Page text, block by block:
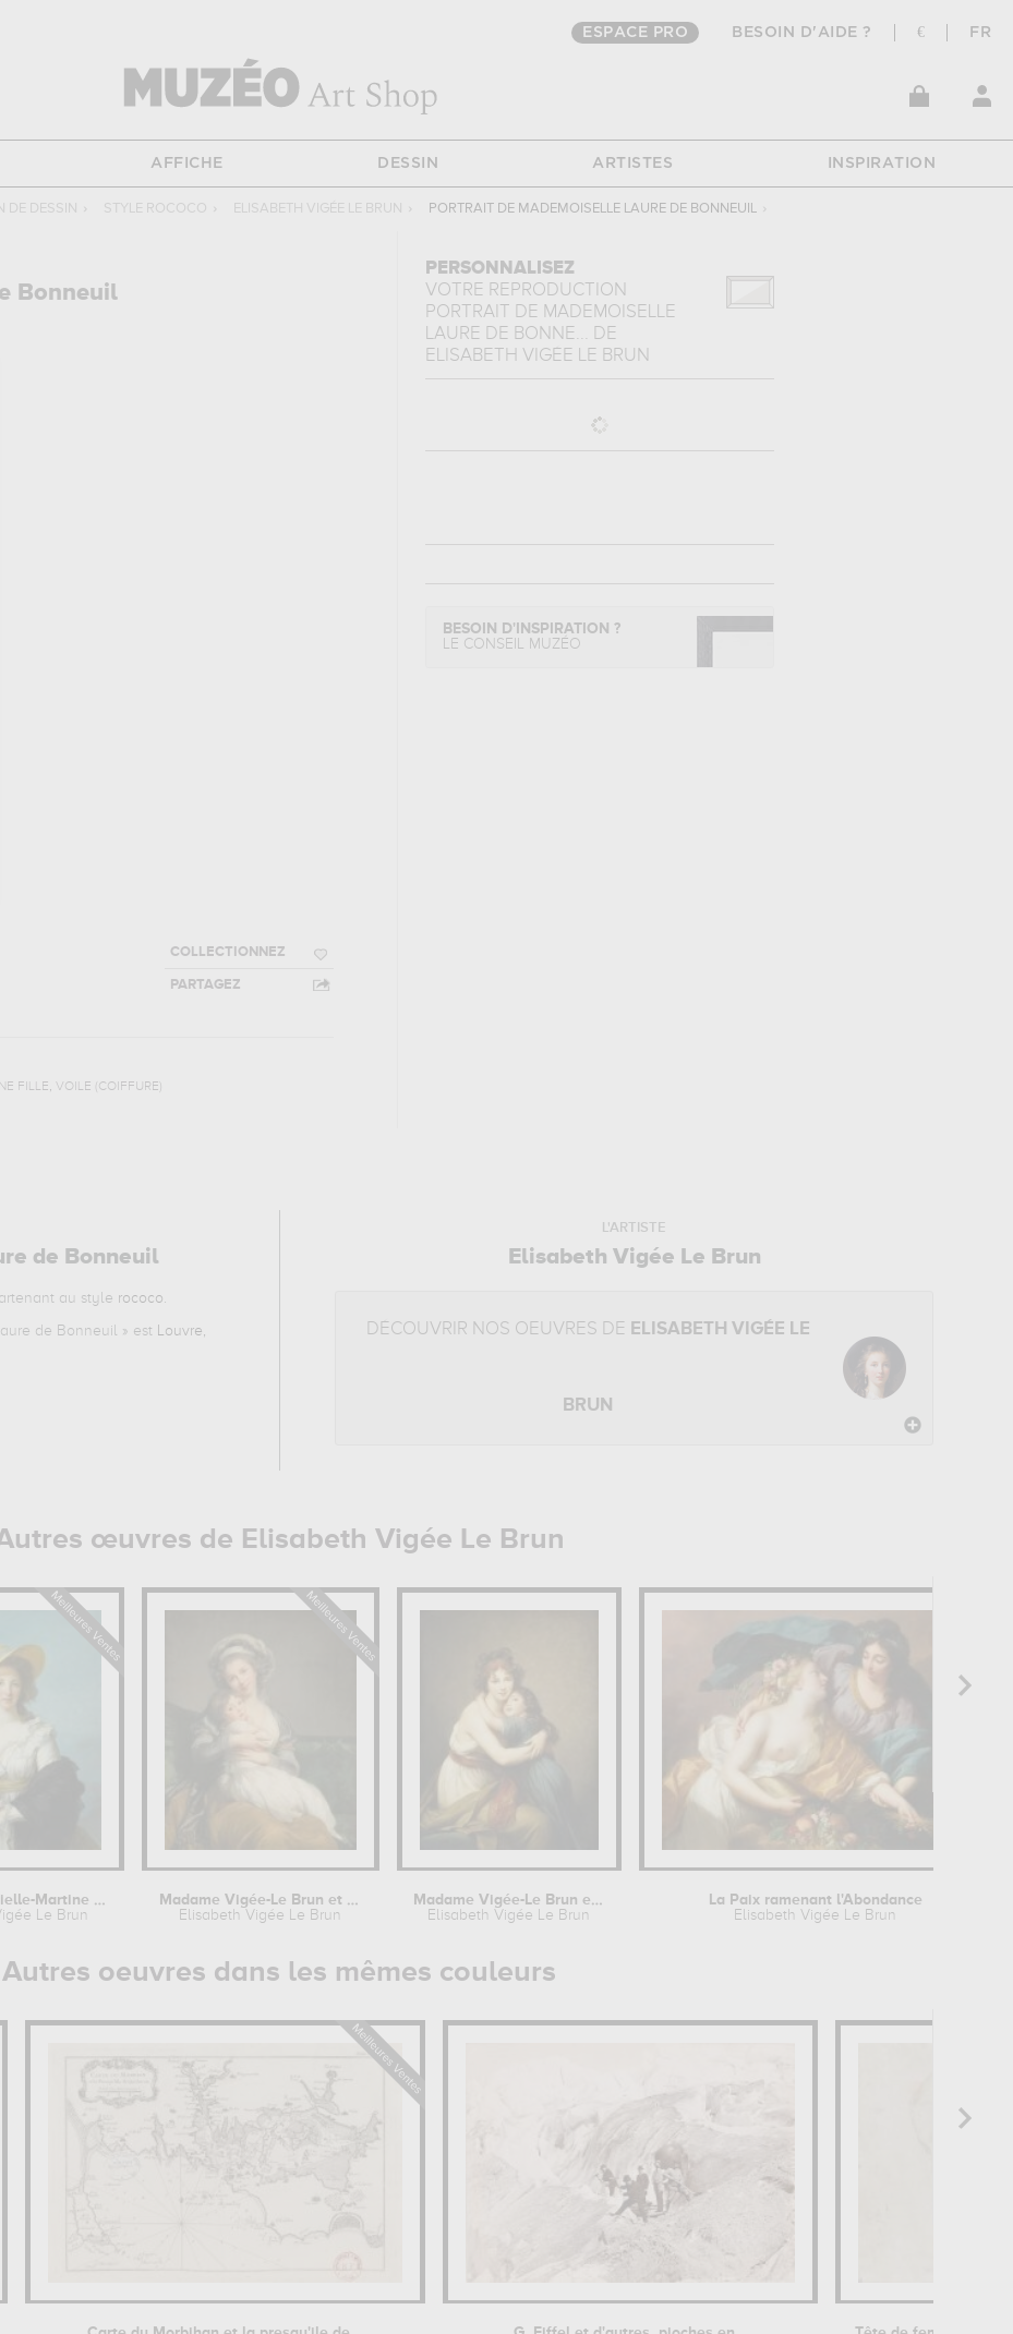
ESPACE PRO BESOIN D'AIDE ? € FR
AFFICHE DESSIN ARTISTES INSPIRATION
DE DESSIN › STYLE ROCOCO › ELISABETH VIGÉE LE BRUN › PORTRAIT DE MADEMOISELLE LAURE DE BONNEUIL ›
Bonneuil
COLLECTIONNEZ
PARTAGEZ
FILLE, VOILE (COIFFURE)
PERSONNALISEZ
VOTRE REPRODUCTION
PORTRAIT DE MADEMOISELLE
LAURE DE BONNE... DE
ELISABETH VIGÉE LE BRUN
BESOIN D'INSPIRATION ?
LE CONSEIL MUZÉO
de Bonneuil
au style rococo.
de Bonneuil » est Louvre,
L'ARTISTE
Elisabeth Vigée Le Brun
DÉCOUVRIR NOS OEUVRES DE ELISABETH VIGÉE LE
BRUN
œuvres de Elisabeth Vigée Le Brun
Yolande-Gabrielle-Martine de...
Le Brun
Madame Vigée-Le Brun et sa fille,...
Elisabeth Vigée Le Brun
Madame Vigée-Le Brun et sa fille,...
Elisabeth Vigée Le Brun
La Paix ramenant l'Abondance
Elisabeth Vigée Le Brun
Autres oeuvres dans les mêmes couleurs